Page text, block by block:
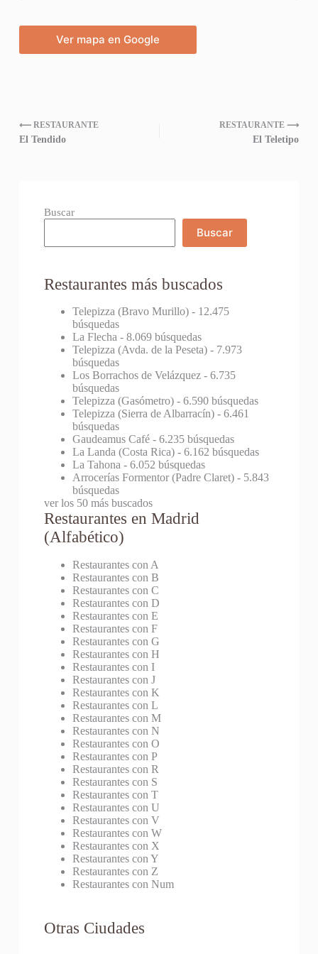
Ver mapa en Google
⟵ RESTAURANTE
El Tendido
RESTAURANTE ⟶
El Teletipo
Buscar
Buscar
Restaurantes más buscados
Telepizza (Bravo Murillo)- 12.475
búsquedas
La Flecha - 8.069 búsquedas
Telepizza (Avda. de la Peseta)- 7.973
búsquedas
Los Borrachos de Velázquez- 6.735
búsquedas
Telepizza (Gasómetro)- 6.590 búsquedas
Telepizza (Sierra de Albarracín)- 6.461
búsquedas
Gaudeamus Café- 6.235 búsquedas
La Landa (Costa Rica)- 6.162 búsquedas
La Tahona - 6.052 búsquedas
Arrocerías Formentor (Padre Claret)- 5.843
búsquedas
ver los 50 más buscados
Restaurantes en Madrid
(Alfabético)
Restaurantes con A
Restaurantes con B
Restaurantes con C
Restaurantes con D
Restaurantes con E
Restaurantes con F
Restaurantes con G
Restaurantes con H
Restaurantes con I
Restaurantes con J
Restaurantes con K
Restaurantes con L
Restaurantes con M
Restaurantes con N
Restaurantes con O
Restaurantes con P
Restaurantes con R
Restaurantes con S
Restaurantes con T
Restaurantes con U
Restaurantes con V
Restaurantes con W
Restaurantes con X
Restaurantes con Y
Restaurantes con Z
Restaurantes con Num
Otras Ciudades